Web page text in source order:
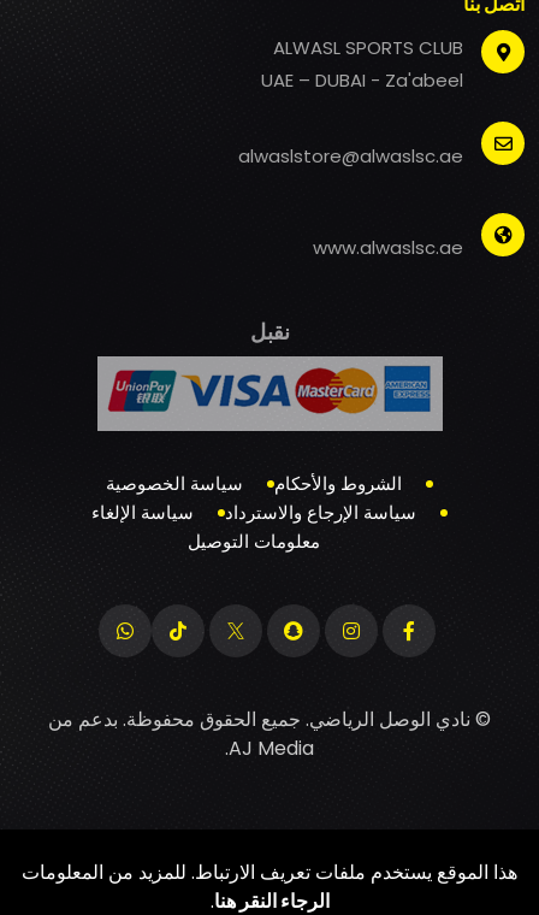
ALWASL SPORTS CLUB
UAE – DUBAI - Za'abeel
alwaslstore@alwaslsc.ae
www.alwaslsc.ae
نقبل
الشروط والأحكام
سياسة الخصوصية
سياسة الإرجاع والاسترداد
سياسة الإلغاء
معلومات التوصيل
© نادي الوصل الرياضي. جميع الحقوق محفوظة. بدعم من
AJ Media
.
هذا الموقع يستخدم ملفات تعريف الارتباط. للمزيد من المعلومات
الرجاء النقر هنا.